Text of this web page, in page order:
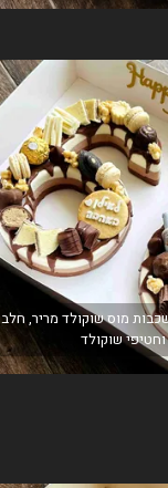
- 60 שלוש שכבות מוס שוקולד מריר, חלב
שוקולד